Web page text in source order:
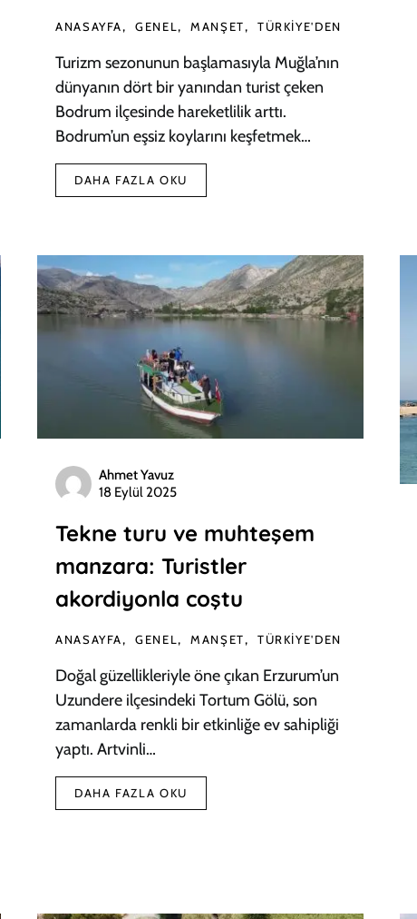
ANASAYFA GENEL MANŞET TÜRKIYE'DEN
Turizm sezonunun başlamasıyla Muğla’nın
dünyanın dört bir yanından turist çeken
Bodrum ilçesinde hareketlilik arttı.
Bodrum’un eşsiz koylarını keşfetmek…
DAHA FAZLA OKU
Ahmet Yavuz
18 Eylül 2025
Tekne turu ve muhteşem
manzara: Turistler
akordiyonla coştu
ANASAYFA GENEL MANŞET TÜRKIYE'DEN
Doğal güzellikleriyle öne çıkan Erzurum’un
Uzundere ilçesindeki Tortum Gölü, son
zamanlarda renkli bir etkinliğe ev sahipliği
yaptı. Artvinli…
DAHA FAZLA OKU